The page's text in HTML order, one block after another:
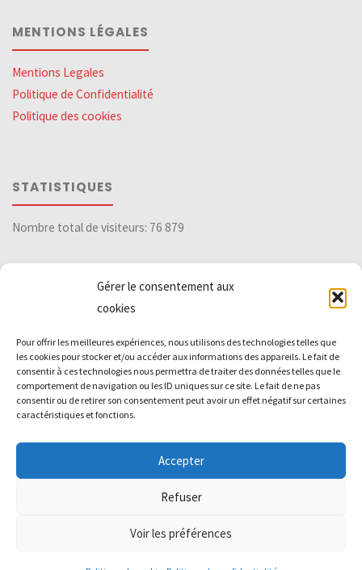
Gérer le consentement aux
cookies
Pour offrir les meilleures expériences, nous utilisons des technologies telles que
les cookies pour stocker et/ou accéder aux informations des appareils. Le fait de
consentir à ces technologies nous permettra de traiter des données telles que le
comportement de navigation ou les ID uniques sur ce site. Le fait de ne pas
consentir ou de retirer son consentement peut avoir un effet négatif sur certaines
caractéristiques et fonctions.
Accepter
Refuser
Voir les préférences
MENTIONS LÉGALES
Mentions Legales
Politique de Confidentialité
Politique des cookies
STATISTIQUES
Nombre total de visiteurs: 76 879
Archives
ufa-ad
Kahuna&
©2023 UFA - AUBIERE